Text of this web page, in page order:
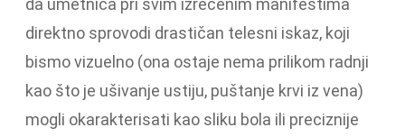
da umetnica pri svim izrečenim manifestima
direktno sprovodi drastičan telesni iskaz, koji
bismo vizuelno (ona ostaje nema prilikom radnji
kao što je ušivanje ustiju, puštanje krvi iz vena)
mogli okarakterisati kao sliku bola ili preciznije